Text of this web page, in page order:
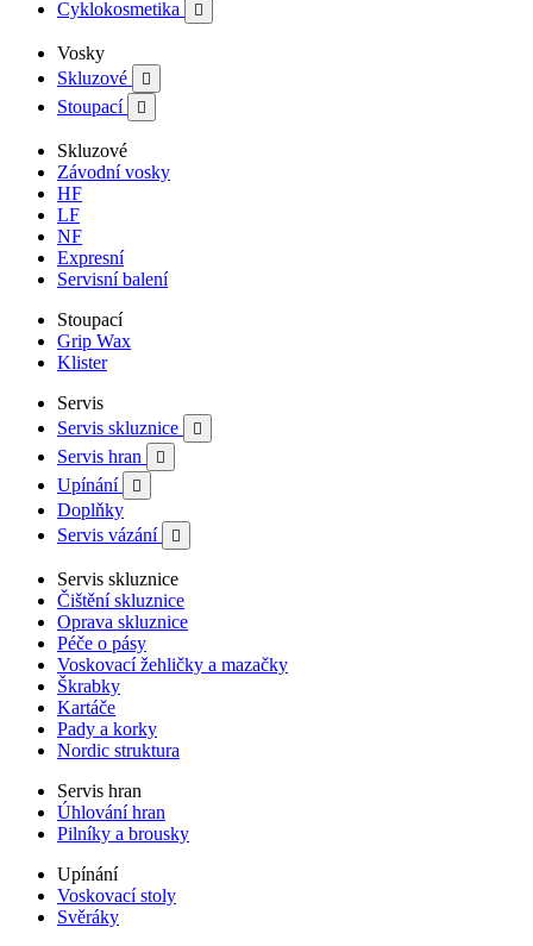
Cyklokosmetika 
Vosky
Skluzové

Stoupací 
Skluzové
Závodní vosky
HF
LF
NF
Expresní
Servisní balení
Stoupací
Grip Wax
Klister
Servis
Servis skluznice

Servis hran 
Upínání 
Doplňky
Servis vázání

Servis skluznice
Čištění skluznice
Oprava skluznice
Péče o pásy
Voskovací žehličky a mazačky
Škrabky
Kartáče
Pady a korky
Nordic struktura
Servis hran
Úhlování hran
Pilníky a brousky
Upínání
Voskovací stoly
Svěráky